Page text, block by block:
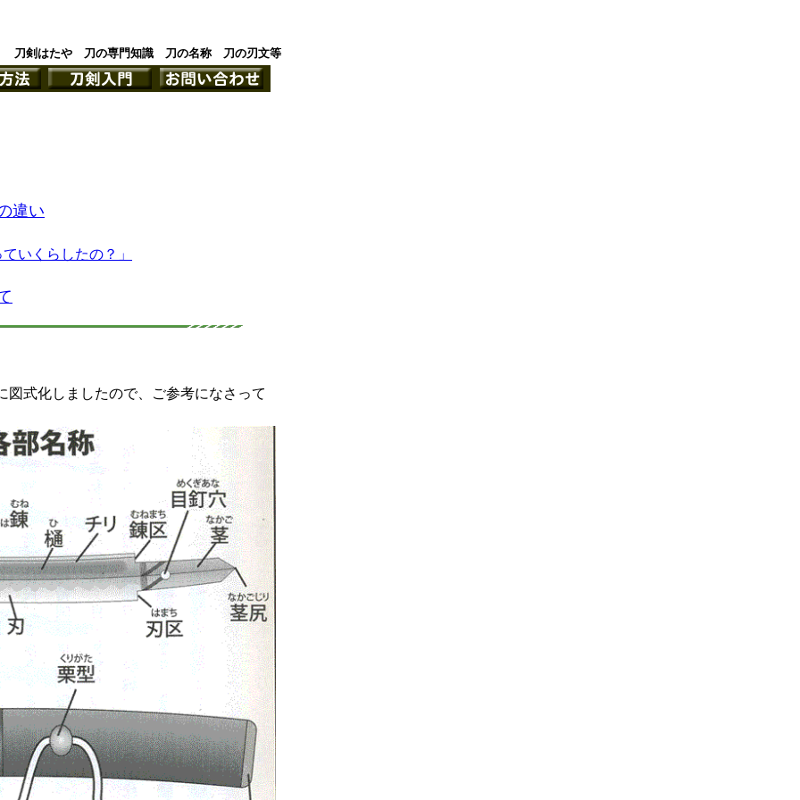
刀剣はたや 刀の専門知識 刀の名称 刀の刃文等
違い
いくらしたの？」
式化しましたので、ご参考になさって